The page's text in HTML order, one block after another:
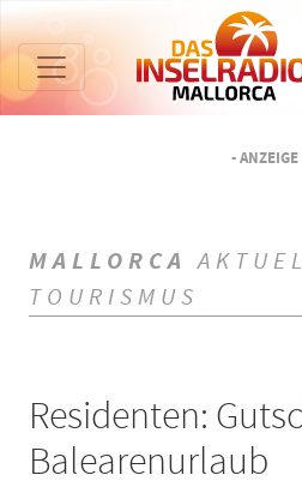
- ANZEIGE
MALLORCA
TOURISMUS
Residenten:
Balearenurlaub